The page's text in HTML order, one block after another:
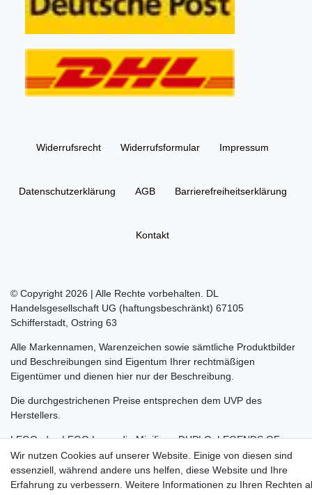
Widerrufs­recht Widerrufs­formular Impressum
Daten­schutz­erklärung AGB Barrierefreiheitserklärung
Kontakt
© Copyright 2026 | Alle Rechte vorbehalten. DL
Handelsgesellschaft UG (haftungsbeschränkt) 67105
Schifferstadt, Ostring 63
Alle Markennamen, Warenzeichen sowie sämtliche Produktbilder
und Beschreibungen sind Eigentum Ihrer rechtmäßigen
Eigentümer und dienen hier nur der Beschreibung.
Die durchgestrichenen Preise entsprechen dem UVP des
Herstellers.
LEGO, das LEGO Logo, die Minifigur, DUPLO, LEGENDS OF
CHIMA, NINJAGO, BIONICLE, MINDSTORMS und MIXELS sind
urheberrechtlich geschützte Markenzeichen der LEGO Gruppe.
©2022 The LEGO Group
Wir nutzen Cookies auf unserer Website. Einige von diesen sind
essenziell, während andere uns helfen, diese Website und Ihre
Erfahrung zu verbessern. Weitere Informationen zu Ihren Rechten